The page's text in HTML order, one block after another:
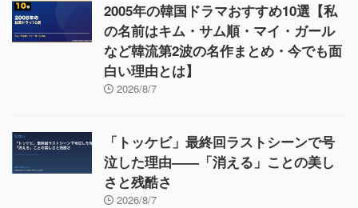
2005年の韓国ドラマおすすめ10選【私
の名前はキム・サム順・マイ・ガール
など韓流第2波の名作まとめ・今でも面
白い理由とは】
2026/8/7
「トッケビ」最終回ラストシーンで号
泣した理由——「消える」ことの美し
さと残酷さ
2026/8/7